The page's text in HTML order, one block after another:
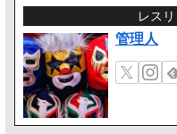
レス
管理人